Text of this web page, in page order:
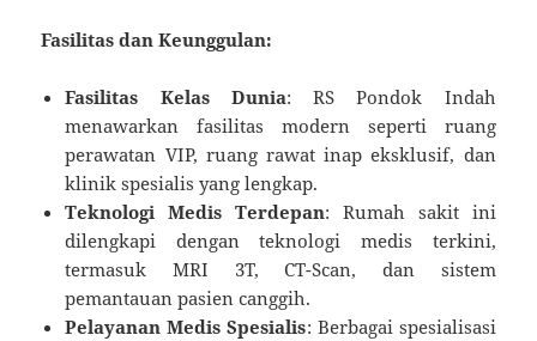
Fasilitas dan Keunggulan:
Fasilitas Kelas Dunia: RS Pondok Indah
menawarkan fasilitas modern seperti ruang
perawatan VIP, ruang rawat inap eksklusif, dan
klinik spesialis yang lengkap.
Teknologi Medis Terdepan: Rumah sakit ini
dilengkapi dengan teknologi medis terkini,
termasuk MRI 3T, CT-Scan, dan sistem
pemantauan pasien canggih.
Pelayanan Medis Spesialis: Berbagai spesialisasi